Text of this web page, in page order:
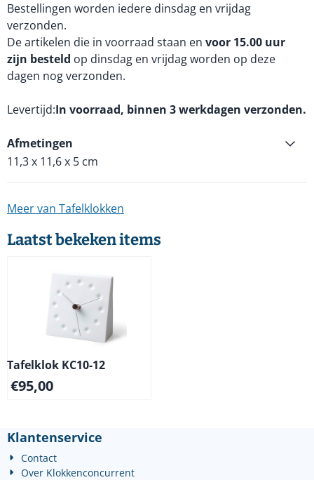
Bestellingen worden iedere dinsdag en vrijdag
verzonden.
De artikelen die in voorraad staan en voor 15.00 uur
zijn besteld op dinsdag en vrijdag worden op deze
dagen nog verzonden.
Levertijd In voorraad, binnen 3 werkdagen verzonden.
Afmetingen
11,3 x 11,6 x 5 cm
Meer van Tafelklokken
Laatst bekeken items
Tafelklok KC10-12
€95,00
Klantenservice
Contact
Over Klokkenconcurrent